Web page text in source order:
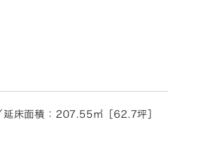
床面積：207.55㎡［62.7坪］